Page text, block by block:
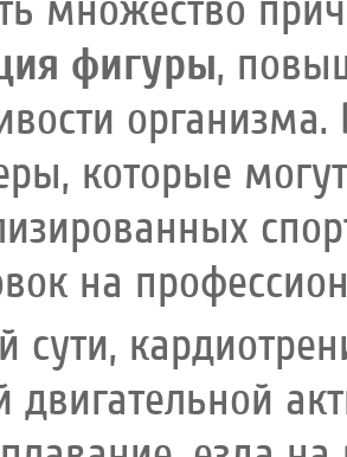
фигуры,
которые
на
сути,
двигательной